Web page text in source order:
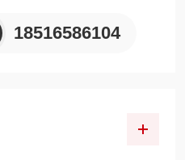
18516586104